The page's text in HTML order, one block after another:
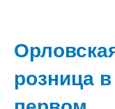
розница в